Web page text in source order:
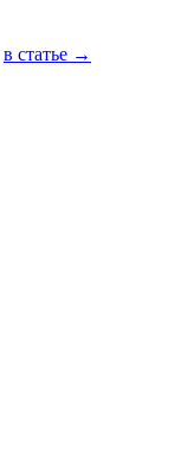
в статье →